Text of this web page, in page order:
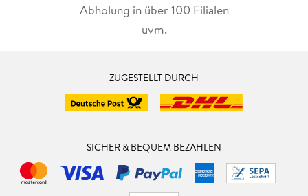
Abholung in über 100 Filialen
uvm.
ZUGESTELLT DURCH
SICHER & BEQUEM BEZAHLEN